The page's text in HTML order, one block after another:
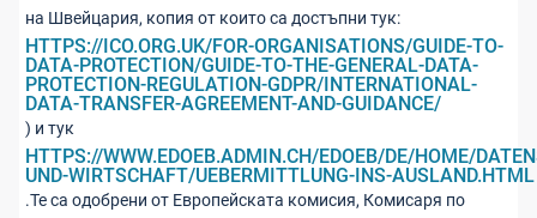
на Швейцария, копия от които са достъпни тук:
HTTPS://ICO.ORG.UK/FOR-ORGANISATIONS/GUIDE-TO-
DATA-PROTECTION/GUIDE-TO-THE-GENERAL-DATA-
PROTECTION-REGULATION-GDPR/INTERNATIONAL-
DATA-TRANSFER-AGREEMENT-AND-GUIDANCE/
) и тук
HTTPS://WWW.EDOEB.ADMIN.CH/EDOEB/DE/HOME/
UND-WIRTSCHAFT/UEBERMITTLUNG-INS-
.Те са одобрени от Европейската комисия, Комисаря по